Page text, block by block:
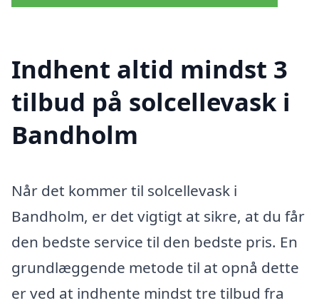
Indhent altid mindst 3
tilbud på solcellevask i
Bandholm
Når det kommer til solcellevask i
Bandholm, er det vigtigt at sikre, at du får
den bedste service til den bedste pris. En
grundlæggende metode til at opnå dette
er ved at indhente mindst tre tilbud fra